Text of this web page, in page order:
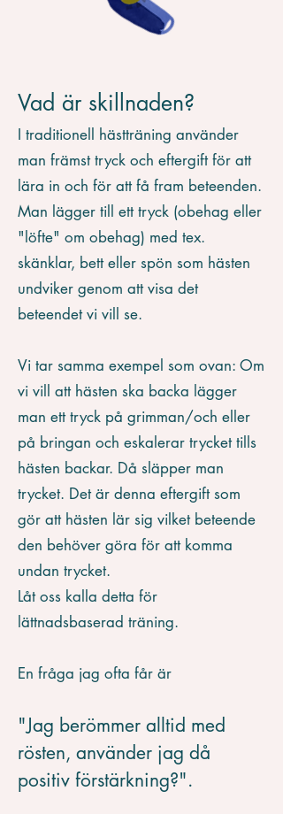
Vad är skillnaden?
I traditionell hästträning använder
man främst tryck och eftergift för att
lära in och för att få fram beteenden.
Man lägger till ett tryck (obehag eller
"löfte" om obehag) med tex.
skänklar, bett eller spön som hästen
undviker genom att visa det
beteendet vi vill se.
Vi tar samma exempel som ovan: Om
vi vill att hästen ska backa lägger
man ett tryck på grimman/och eller
på bringan och eskalerar trycket tills
hästen backar. Då släpper man
trycket. Det är denna eftergift som
gör att hästen lär sig vilket beteende
den behöver göra för att komma
undan trycket.
Låt oss kalla detta för
lättnadsbaserad träning.
En fråga jag ofta får är
"Jag berömmer alltid med
rösten, använder jag då
positiv förstärkning?".